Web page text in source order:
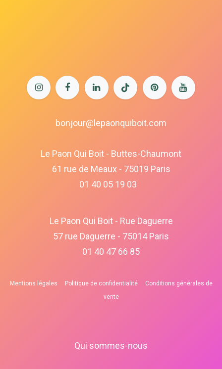
bonjour@lepaonquiboit.com
Le Paon Qui Boit - Buttes-Chaumont
61 rue de Meaux - 75019 Paris
01 40 05 19 03
Le Paon Qui Boit - Rue Daguerre
57 rue Daguerre - 75014 Paris
01 40 47 66 85
Mentions légales Politique de confidentialité
Conditions générales de
vente
Qui sommes-nous